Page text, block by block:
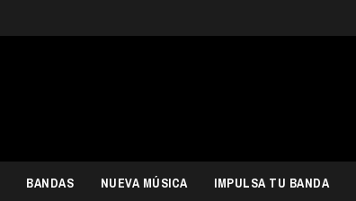
BANDAS NUEVA MÚSICA IMPULSA TU BANDA